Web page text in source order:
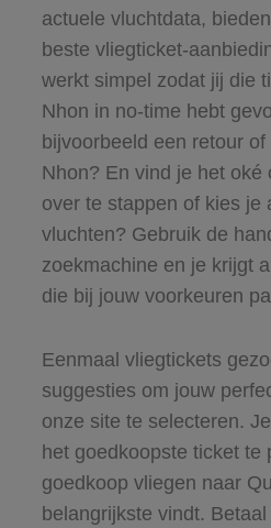
actuele vluchtdata,
beste vliegticket-
werkt simpel zodat jij die
Nhon in no-time hebt
bijvoorbeeld een retour
Nhon? En vind je het oké
over te stappen of kies je
vluchten? Gebruik de
zoekmachine en je krijgt
die bij jouw voorkeuren
Eenmaal vliegtickets
suggesties om jouw
onze site te selecteren.
het goedkoopste ticket te
goedkoop vliegen naar
belangrijkste vindt.